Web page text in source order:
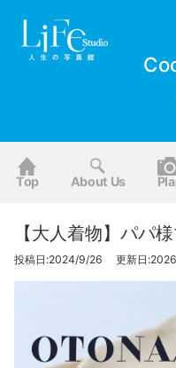
Top About Us
【大人着物】パパ
投稿日:2024/9/26 更新日